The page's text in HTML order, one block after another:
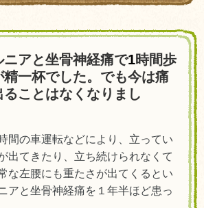
ニアと坐骨神経痛で1時間歩
精一杯でした。でも今は痛
ることはなくなりまし
間の車運転などにより、立ってい
出てきたり、立ち続けられなくて
な左腰にも重たさが出てくるとい
アと坐骨神経痛を１年半ほど患っ